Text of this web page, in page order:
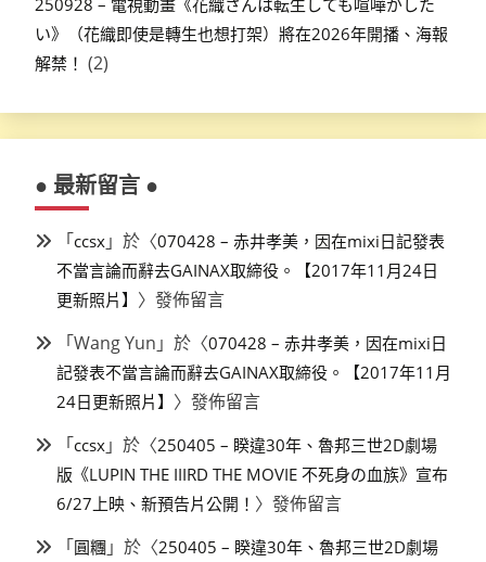
250928 – 電視動畫《花織さんは転生しても喧嘩がした
い》（花織即使是轉生也想打架）將在2026年開播、海報
解禁！ (2)
● 最新留言 ●
「ccsx 」於〈070428 – 赤井孝美，因在mixi日記發表
不當言論而辭去GAINAX取締役。【2017年11月24日
更新照片】 〉發佈留言
「Wang Yun 」於〈070428 – 赤井孝美，因在mixi日
記發表不當言論而辭去GAINAX取締役。【2017年11月
24日更新照片】 〉發佈留言
「ccsx 」於〈250405 – 睽違30年、魯邦三世2D劇場
版《LUPIN THE IIIRD THE MOVIE 不死身の血族》宣布
6/27上映、新預告片公開！ 〉發佈留言
「圓糰 」於〈250405 – 睽違30年、魯邦三世2D劇場